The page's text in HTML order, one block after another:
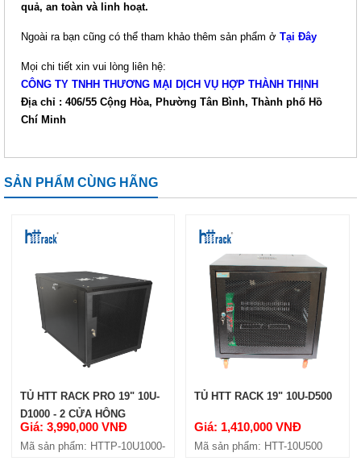
quả, an toàn và linh hoạt.
Ngoài ra bạn cũng có thể tham khảo thêm sản phẩm ở Tại Đây
Mọi chi tiết xin vui lòng liên hệ:
CÔNG TY TNHH THƯƠNG MẠI DỊCH VỤ HỢP THÀNH THỊNH
Địa chỉ : 406/55 Cộng Hòa, Phường Tân Bình, Thành phố Hồ
Chí Minh
SẢN PHẨM CÙNG HÃNG
TỦ HTT RACK PRO 19" 10U-
D1000 - 2 CỬA HÔNG
Giá: 3,990,000 VNĐ
Mã sản phẩm: HTTP-10U1000-
TỦ HTT RACK 19" 10U-D500
Giá: 1,410,000 VNĐ
Mã sản phẩm: HTT-10U500